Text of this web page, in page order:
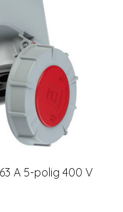
A 5-polig 400 V